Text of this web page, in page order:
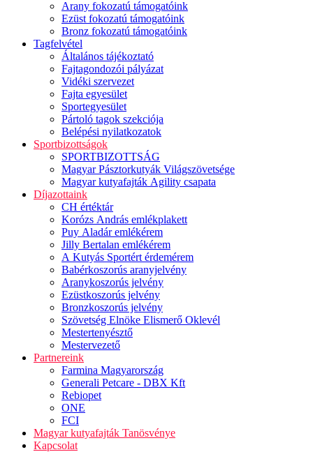
Arany fokozatú támogatóink
Ezüst fokozatú támogatóink
Bronz fokozatú támogatóink
Tagfelvétel
Általános tájékoztató
Fajtagondozói pályázat
Vidéki szervezet
Fajta egyesület
Sportegyesület
Pártoló tagok szekciója
Belépési nyilatkozatok
Sportbizottságok
SPORTBIZOTTSÁG
Magyar Pásztorkutyák Világszövetsége
Magyar kutyafajták Agility csapata
Díjazottaink
CH értéktár
Korózs András emlékplakett
Puy Aladár emlékérem
Jilly Bertalan emlékérem
A Kutyás Sportért érdemérem
Babérkoszorús aranyjelvény
Aranykoszorús jelvény
Ezüstkoszorús jelvény
Bronzkoszorús jelvény
Szövetség Elnöke Elismerő Oklevél
Mestertenyésztő
Mestervezető
Partnereink
Farmina Magyarország
Generali Petcare - DBX Kft
Rebiopet
ONE
FCI
Magyar kutyafajták Tanösvénye
Kapcsolat